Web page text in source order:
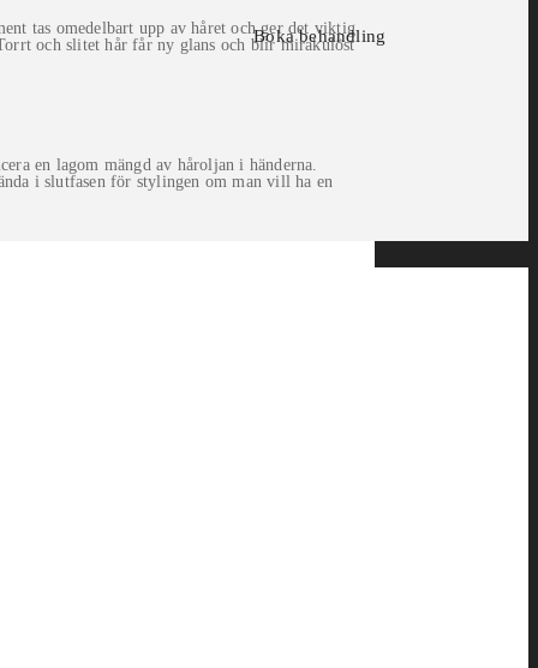
Boka behandling
tas omedelbart upp av håret och ger det viktig
och slitet hår får ny glans och blir mirakulöst
en lagom mängd av håroljan i händerna.
i slutfasen för stylingen om man vill ha en